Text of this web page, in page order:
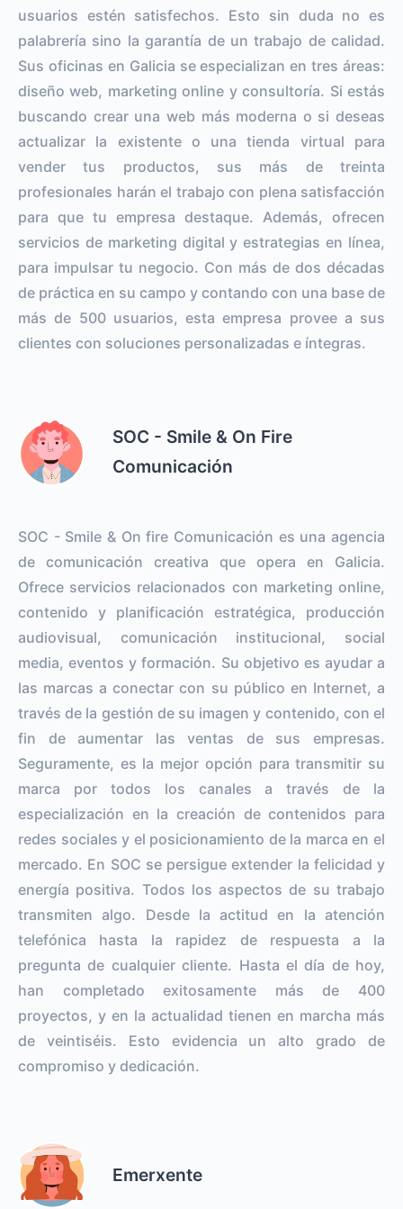
usuarios estén satisfechos. Esto sin duda no es
palabrería sino la garantía de un trabajo de calidad.
Sus oficinas en Galicia se especializan en tres áreas:
diseño web, marketing online y consultoría. Si estás
buscando crear una web más moderna o si deseas
actualizar la existente o una tienda virtual para
vender tus productos, sus más de treinta
profesionales harán el trabajo con plena satisfacción
para que tu empresa destaque. Además, ofrecen
servicios de marketing digital y estrategias en línea,
para impulsar tu negocio. Con más de dos décadas
de práctica en su campo y contando con una base de
más de 500 usuarios, esta empresa provee a sus
clientes con soluciones personalizadas e íntegras.
SOC - Smile & On Fire
Comunicación
SOC - Smile & On fire Comunicación es una agencia
de comunicación creativa que opera en Galicia.
Ofrece servicios relacionados con marketing online,
contenido y planificación estratégica, producción
audiovisual, comunicación institucional, social
media, eventos y formación. Su objetivo es ayudar a
las marcas a conectar con su público en Internet, a
través de la gestión de su imagen y contenido, con el
fin de aumentar las ventas de sus empresas.
Seguramente, es la mejor opción para transmitir su
marca por todos los canales a través de la
especialización en la creación de contenidos para
redes sociales y el posicionamiento de la marca en el
mercado. En SOC se persigue extender la felicidad y
energía positiva. Todos los aspectos de su trabajo
transmiten algo. Desde la actitud en la atención
telefónica hasta la rapidez de respuesta a la
pregunta de cualquier cliente. Hasta el día de hoy,
han completado exitosamente más de 400
proyectos, y en la actualidad tienen en marcha más
de veintiséis. Esto evidencia un alto grado de
compromiso y dedicación.
Emerxente